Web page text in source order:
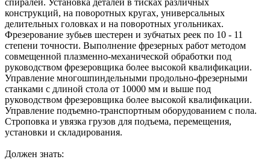
спиралей. Установка деталей в тисках различных
конструкций, на поворотных кругах, универсальных
делительных головках и на поворотных угольниках.
Фрезерование зубьев шестерен и зубчатых реек по 10 - 11
степени точности. Выполнение фрезерных работ методом
совмещенной плазменно-механической обработки под
руководством фрезеровщика более высокой квалификации.
Управление многошпиндельными продольно-фрезерными
станками с длиной стола от 10000 мм и выше под
руководством фрезеровщика более высокой квалификации.
Управление подъемно-транспортным оборудованием с пола.
Строповка и увязка грузов для подъема, перемещения,
установки и складирования.
Должен знать: